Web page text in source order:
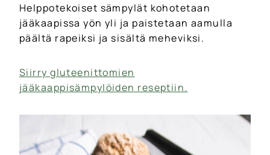
Helppotekoiset sämpylät kohotetaan
jääkaapissa yön yli ja paistetaan aamulla
päältä rapeiksi ja sisältä meheviksi.
Siirry gluteenittomien
jääkaappisämpylöiden reseptiin.